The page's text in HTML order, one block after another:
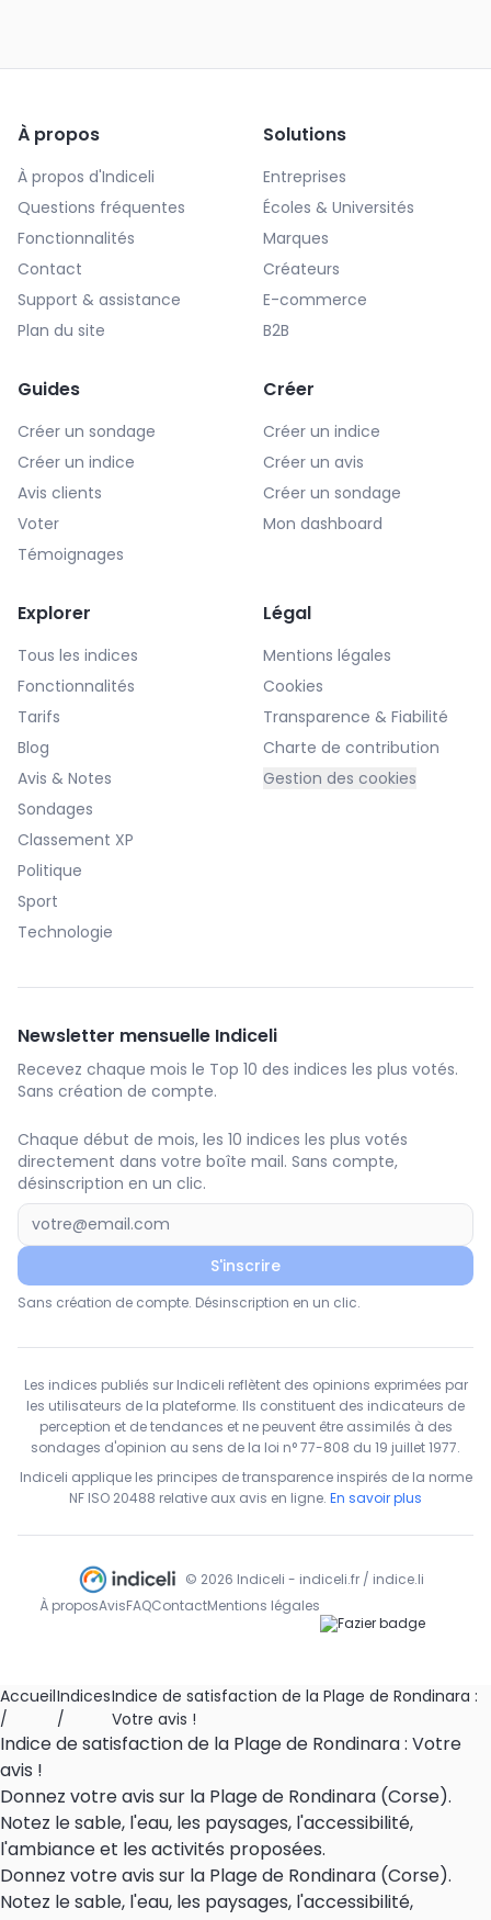
À propos
À propos d'Indiceli
Questions fréquentes
Fonctionnalités
Contact
Support & assistance
Plan du site
Solutions
Entreprises
Écoles & Universités
Marques
Créateurs
E-commerce
B2B
Guides
Créer un sondage
Créer un indice
Avis clients
Voter
Témoignages
Créer
Créer un indice
Créer un avis
Créer un sondage
Mon dashboard
Explorer
Tous les indices
Fonctionnalités
Tarifs
Blog
Avis & Notes
Sondages
Classement XP
Politique
Sport
Technologie
Légal
Mentions légales
Cookies
Transparence & Fiabilité
Charte de contribution
Gestion des cookies
Newsletter mensuelle Indiceli
Recevez chaque mois le Top 10 des indices les plus votés.
Sans création de compte.
Chaque début de mois, les 10 indices les plus votés
directement dans votre boîte mail. Sans compte,
désinscription en un clic.
S'inscrire
Sans création de compte. Désinscription en un clic.
Les indices publiés sur Indiceli reflètent des opinions exprimées par
les utilisateurs de la plateforme. Ils constituent des indicateurs de
perception et de tendances et ne peuvent être assimilés à des
sondages d'opinion au sens de la loi n° 77-808 du 19 juillet 1977.
Indiceli applique les principes de transparence inspirés de la norme
NF ISO 20488 relative aux avis en ligne. En savoir plus
© 2026 Indiceli - indiceli.fr / indice.li
À proposAvisFAQContactMentions légales
Accueil
/
Indices
/
Indice de satisfaction de la Plage de Rondinara :
Votre avis !
Indice de satisfaction de la Plage de Rondinara : Votre
avis !
Donnez votre avis sur la Plage de Rondinara (Corse).
Notez le sable, l'eau, les paysages, l'accessibilité,
l'ambiance et les activités proposées.
Donnez votre avis sur la Plage de Rondinara (Corse).
Notez le sable, l'eau, les paysages, l'accessibilité,